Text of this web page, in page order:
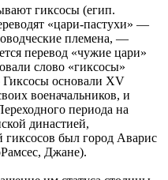
гиксосы (егип.
«цари-пастухи» —
племена, —
перевод «чужие цари»
слово «гиксосы»
Гиксосы основали XV
военачальников, и
периода на
династией,
был город Аварис
Джане).